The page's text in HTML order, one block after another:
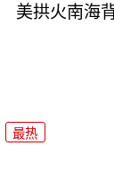
美拱火南海
最热